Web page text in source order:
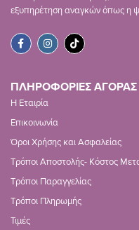
εξυπηρέτηση αναγκών όπως η
ΠΛΗΡΟΦΟΡΙΕΣ ΑΓΟΡΑΣ
Η Εταιρία
Επικοινωνία
Όροι Χρήσης και Ασφαλείας
Τρόποι Αποστολής- Κόστος
Τρόποι Παραγγελίας
Τρόποι Πληρωμής
Τιμές